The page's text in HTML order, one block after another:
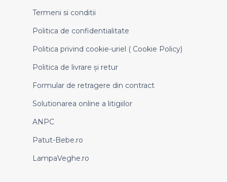
Termeni si conditii
Politica de confidentialitate
Politica privind cookie-uriel ( Cookie Policy)
Politica de livrare și retur
Formular de retragere din contract
Solutionarea online a litigiilor
ANPC
Patut-Bebe.ro
LampaVeghe.ro